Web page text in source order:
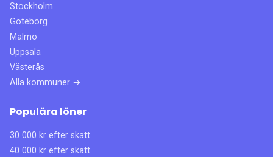
Stockholm
Göteborg
Malmö
Uppsala
Västerås
Alla kommuner →
Populära löner
30 000 kr efter skatt
40 000 kr efter skatt